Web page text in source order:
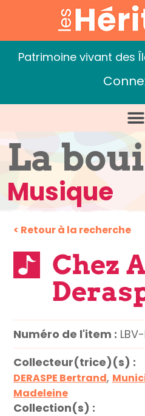
Patrimoine vivant des
La
Musique
< Retour à la recherche
Chez
Numéro de l'item :
Collecteur(trice)(s) :
DERASPE Bertrand,
Madeleine
Collection(s) :